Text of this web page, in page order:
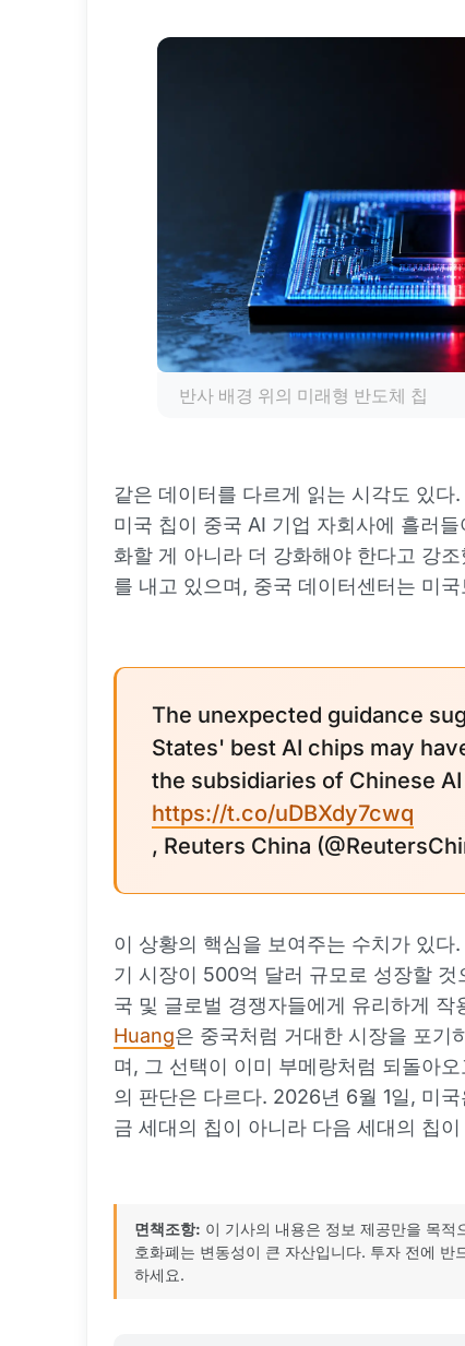
반사 배경 위의 미래형 반도체 칩
같은 데이터를 다르게 읽는 시각도 있다.
미국 칩이 중국 AI 기업 자회사에 흘러
화할 게 아니라 더 강화해야 한다고 강
를 내고 있으며, 중국 데이터센터는 미
The unexpected guidance
States' best AI chips may
the subsidiaries of Chinese
https://t.co/uDBXdy7cwq
, Reuters China
이 상황의 핵심을 보여주는 수치가 있
기 시장이 500억 달러 규모로 성장할
국 및 글로벌 경쟁자들에게 유리하게 작
Huang은 중국처럼 거대한 시장을 포기
며, 그 선택이 이미 부메랑처럼 되돌아
의 판단은 다르다. 2026년 6월 1일, 미
금 세대의 칩이 아니라 다음 세대의 칩
면책조항: 이 기사의 내용은 정보 제공만을 목
호화폐는 변동성이 큰 자산입니다. 투자 전에
하세요.